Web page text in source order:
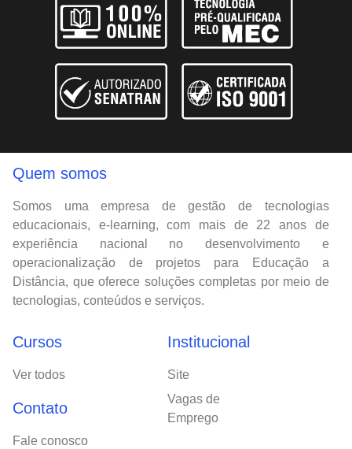
Quem somos
Somos uma empresa de gestão de tecnologias
educacionais, e-learning, com mais de 22 anos de
experiência nacional no desenvolvimento e
operacionalização de projetos para Educação a
Distância, que oferece soluções completas por meio de
tecnologias, conteúdos e serviços.
Cursos
Ver todos
Contato
Fale conosco
Institucional
Site
Vagas de
Emprego